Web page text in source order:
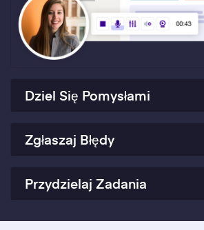
Dziel Się Pomysłami
Zgłaszaj Błędy
Przydzielaj Zadania